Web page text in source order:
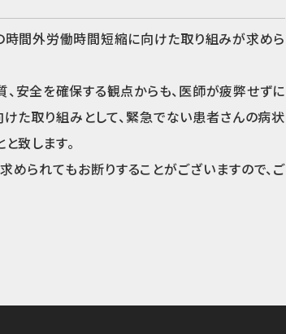
時間外労働時間短縮に向けた取り組みが求めら
安全を確保する観点からも、医師が疲弊せずに
た取り組みとして、緊急でない患者さんの病状
致します。
られてもお断りすることがございますので、ご